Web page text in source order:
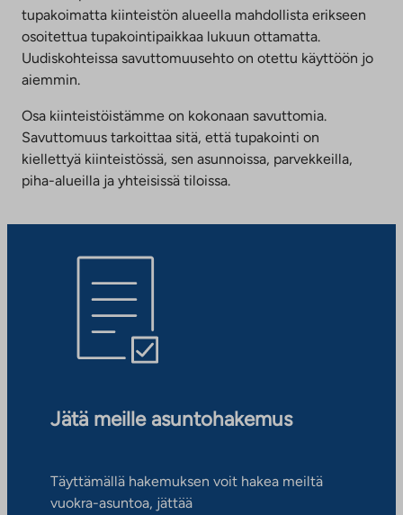
tupakoimatta kiinteistön alueella mahdollista erikseen
osoitettua tupakointipaikkaa lukuun ottamatta.
Uudiskohteissa savuttomuusehto on otettu käyttöön jo
aiemmin.
Osa kiinteistöistämme on kokonaan savuttomia.
Savuttomuus tarkoittaa sitä, että tupakointi on
kiellettyä kiinteistössä, sen asunnoissa, parvekkeilla,
piha-alueilla ja yhteisissä tiloissa.
Jätä meille asuntohakemus
Täyttämällä hakemuksen voit hakea meiltä
vuokra-asuntoa, jättää